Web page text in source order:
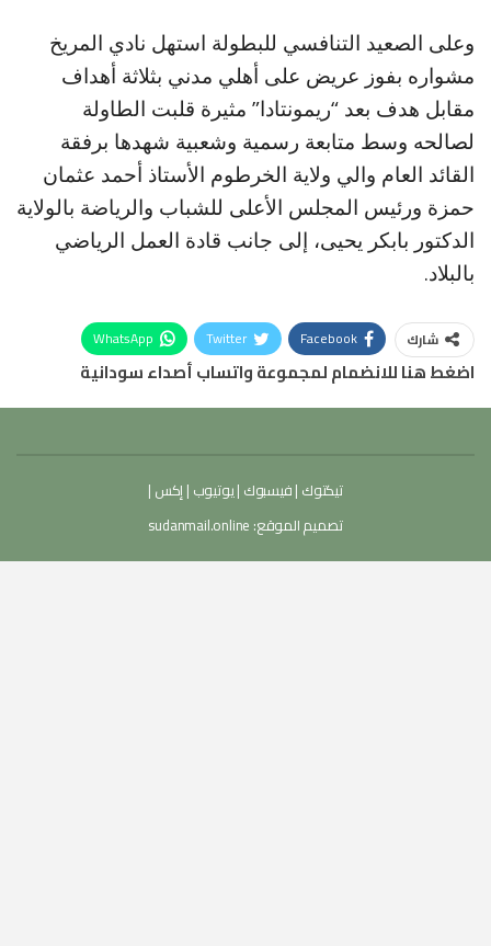
وعلى الصعيد التنافسي للبطولة استهل نادي المريخ
مشواره بفوز عريض على أهلي مدني بثلاثة أهداف
مقابل هدف بعد “ريمونتادا” مثيرة قلبت الطاولة
لصالحه وسط متابعة رسمية وشعبية شهدها برفقة
القائد العام والي ولاية الخرطوم الأستاذ أحمد عثمان
حمزة ورئيس المجلس الأعلى للشباب والرياضة بالولاية
الدكتور بابكر يحيى، إلى جانب قادة العمل الرياضي
بالبلاد.
شارك Facebook
Twitter
WhatsApp
اضغط هنا للانضمام لمجموعة واتساب أصداء سودانية
تيكتوك |فيسبوك |يوتيوب | إكس |
تصميم الموقع: sudanmail.online